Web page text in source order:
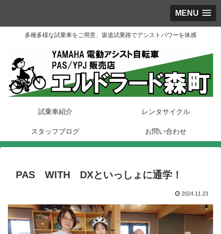
MENU
多種多様な試乗車をご用意、坂道試乗路でアシストパワーを体感
試乗車紹介 レンタサイクル
スタッフブログ お問い合わせ
PAS WITH DXといっしょに通学！
2024.11.23